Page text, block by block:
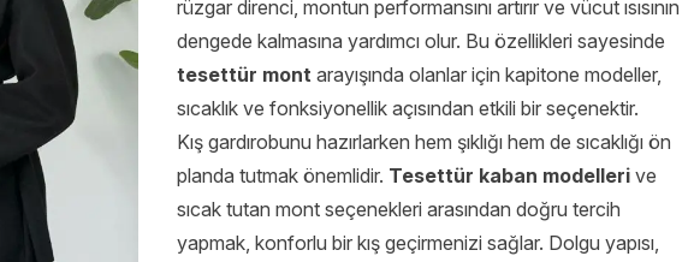
rüzgar direnci, montun performansını artırır ve vücut ısısının
dengede kalmasına yardımcı olur. Bu özellikleri sayesinde
tesettür mont arayışında olanlar için kapitone modeller,
sıcaklık ve fonksiyonellik açısından etkili bir seçenektir.
Kış gardırobunu hazırlarken hem şıklığı hem de sıcaklığı ön
planda tutmak önemlidir. Tesettür kaban modelleri ve
sıcak tutan mont seçenekleri arasından doğru tercih
yapmak, konforlu bir kış geçirmenizi sağlar. Dolgu yapısı,